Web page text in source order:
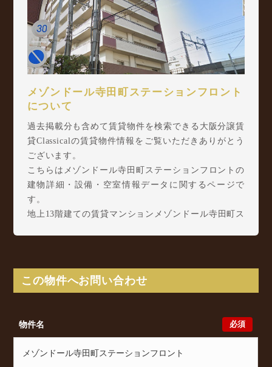
メゾンドール寺田町ステーションフロント
について
過去掲載分も含めて賃貸物件を検索できる大阪分譲賃
貸Classicalの賃貸物件情報をご覧いただきありがとう
ございます。
こちらはメゾンドール寺田町ステーションフロントの
建物詳細・設備・空室情報データに関するページで
す。
地上13階建ての賃貸マンションメゾンドール寺田町ス
大阪環状線 桃谷駅 徒歩13分/ 近鉄南大阪線 河堀口
メゾンドール寺田町ステーションフロントの最新の空
室状況のご確認をはじめ、生野西1丁目13-2周辺エリ
阪分譲賃貸Classicalまでお気軽にお問い合わせくださ
この物件へお問い合わせ
必須
物件名